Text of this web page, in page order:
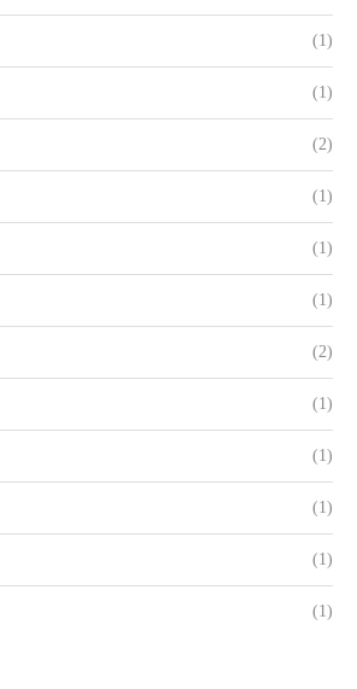
(1)
(1)
(2)
(1)
(1)
(1)
(2)
(1)
(1)
(1)
(1)
(1)